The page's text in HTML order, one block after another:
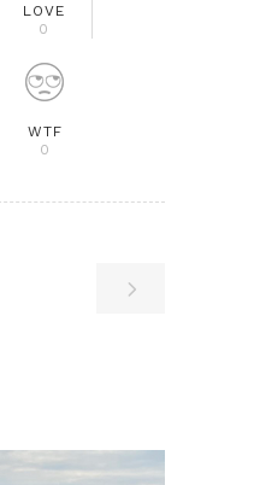
LOVE
0
WTF
0